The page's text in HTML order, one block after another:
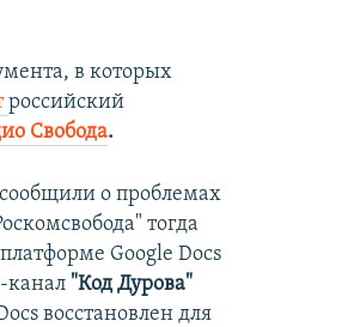
в которых
российский
Свобода.
о проблемах
тогда
Google Docs
канал "Код Дурова"
восстановлен для